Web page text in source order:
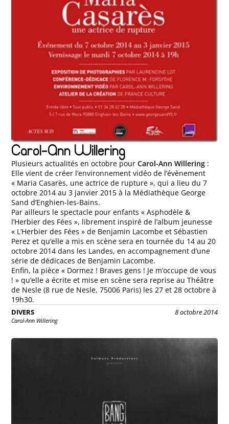
Carol-Ann Willering
Plusieurs actualités en octobre pourCarol-Ann Willering :
Elle vient de créer l’environnement vidéo de l’évènement
« Maria Casarès, une actrice de rupture », qui a lieu du 7
octobre 2014 au 3 janvier 2015 à la Médiathèque George
Sand d’Enghien-les-Bains.
Par ailleurs le spectacle pour enfants « Asphodèle &
l’Herbier des Fées », librement inspiré de l’album jeunesse
« L’Herbier des Fées » de Benjamin Lacombe et Sébastien
Perez et qu’elle a mis en scène sera en tournée du 14 au 20
octobre 2014 dans les Landes, en accompagnement d’une
série de dédicaces de Benjamin Lacombe.
Enfin, la pièce « Dormez ! Braves gens ! Je m’occupe de vous
! » qu’elle a écrite et mise en scène sera reprise au Théâtre
de Nesle (8 rue de Nesle, 75006 Paris) les 27 et 28 octobre à
19h30.
DIVERS 8 octobre 2014
Carol-Ann Willering